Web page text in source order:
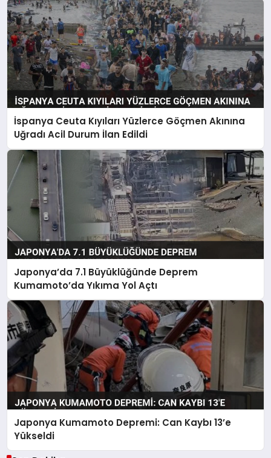
İspanya Ceuta Kıyıları Yüzlerce Göçmen Akınına
Uğradı Acil Durum İlan Edildi
Japonya’da 7.1 Büyüklüğünde Deprem
Kumamoto’da Yıkıma Yol Açtı
Japonya Kumamoto Depremi: Can Kaybı 13’e
Yükseldi